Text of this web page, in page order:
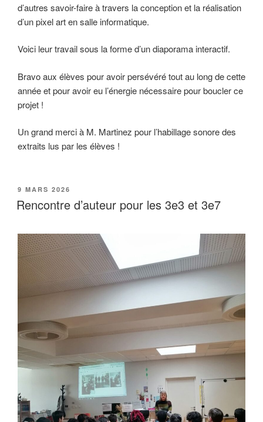
d’autres savoir-faire à travers la conception et la réalisation
d’un pixel art en salle informatique.
Voici leur travail sous la forme d’un diaporama interactif.
Bravo aux élèves pour avoir persévéré tout au long de cette
année et pour avoir eu l’énergie nécessaire pour boucler ce
projet !
Un grand merci à M. Martinez pour l’habillage sonore des
extraits lus par les élèves !
PUBLIÉ
LE
9 MARS 2026
Rencontre d’auteur pour les 3e3 et 3e7